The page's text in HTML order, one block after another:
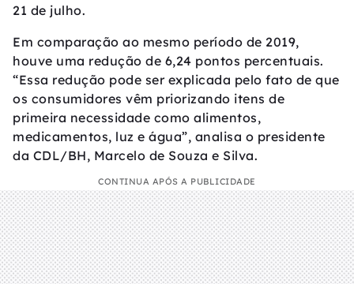
21 de julho.
Em comparação ao mesmo período de 2019,
houve uma redução de 6,24 pontos percentuais.
“Essa redução pode ser explicada pelo fato de que
os consumidores vêm priorizando itens de
primeira necessidade como alimentos,
medicamentos, luz e água”, analisa o presidente
da CDL/BH, Marcelo de Souza e Silva.
CONTINUA APÓS A PUBLICIDADE